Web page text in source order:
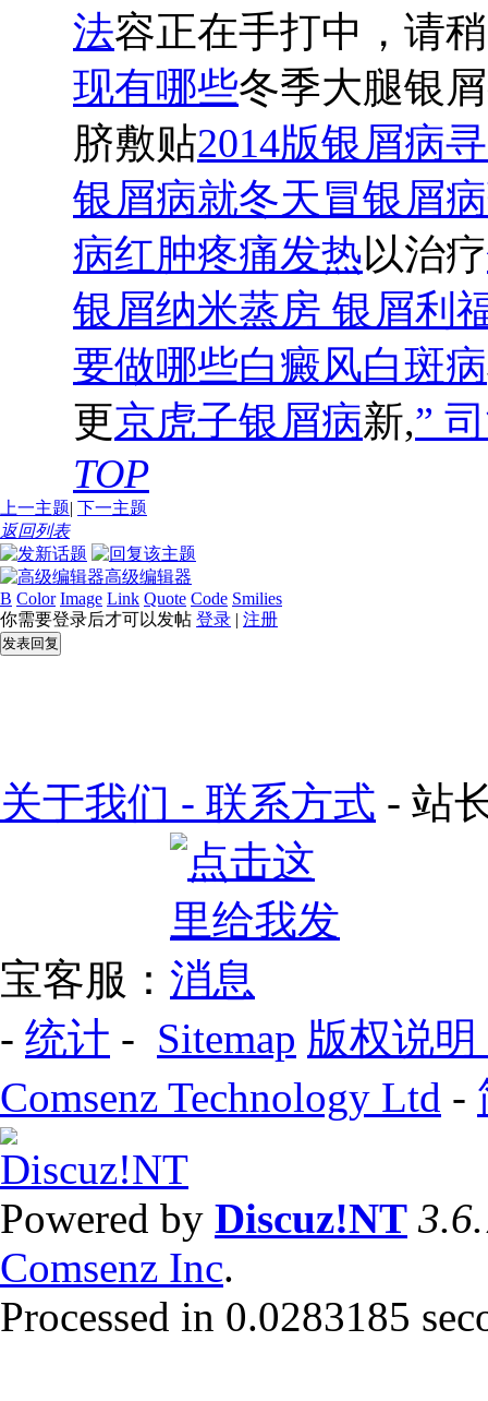
法容正在手打中，请
现有哪些冬季大腿银
脐敷贴2014版银屑病
银屑病就冬天冒银屑
病红肿疼痛发热以治疗
银屑纳米蒸房 银屑利
要做哪些白癜风白斑病
更京虎子银屑病新,”
TOP
上一主题| 下一主题
返回列表
高级编辑器
B Color Image Link Quote Code Smilies
你需要登录后才可以发帖 登录 | 注册
发表回复
关于我们 - 联系方式 - 站
宝客服：
- 统计 - Sitemap 版权说明
Comsenz Technology Ltd -
Powered by Discuz!NT
Comsenz Inc.
Processed in 0.0283185